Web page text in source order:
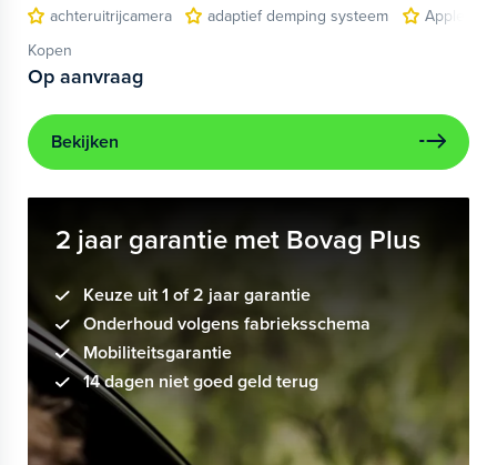
achteruitrijcamera
adaptief demping systeem
Apple
Kopen
Op aanvraag
Bekijken
2 jaar garantie met Bovag Plus
Keuze uit 1 of 2 jaar garantie
Onderhoud volgens fabrieksschema
Mobiliteitsgarantie
14 dagen niet goed geld terug